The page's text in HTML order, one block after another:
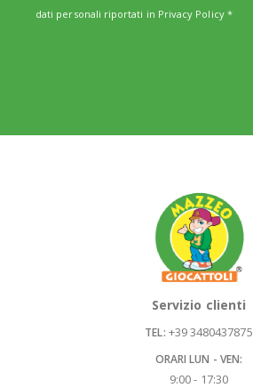
dati personali riportati in Privacy Policy*
Servizio clienti
TEL: +39 3480437875
ORARI LUN - VEN:
9:00 - 17:30